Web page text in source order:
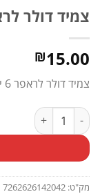
צמיד דולר
₪15.00
צמיד דולר לראפר 6 יחידות במארז
כמות של צמיד דולר
מק"ט: 7262626142042